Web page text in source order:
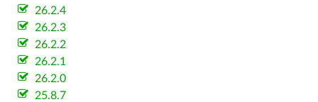
26.2.4
26.2.3
26.2.2
26.2.1
26.2.0
25.8.7